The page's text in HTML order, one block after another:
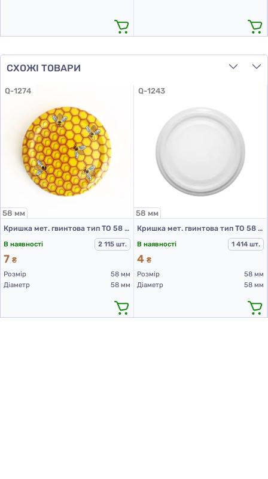
СХОЖІ ТОВАРИ
Q-1274
58 мм
Кришка мет. гвинтова тип ТО 58 колір Бджілка Соти RTS PST
В наявності
2 115 шт.
7 ₴
Розмір
58 мм
Діаметр
58 мм
Q-1243
58 мм
Кришка мет. гвинтова тип ТО 58 колір Білий RTS PST
В наявності
1 414 шт.
4 ₴
Розмір
58 мм
Діаметр
58 мм